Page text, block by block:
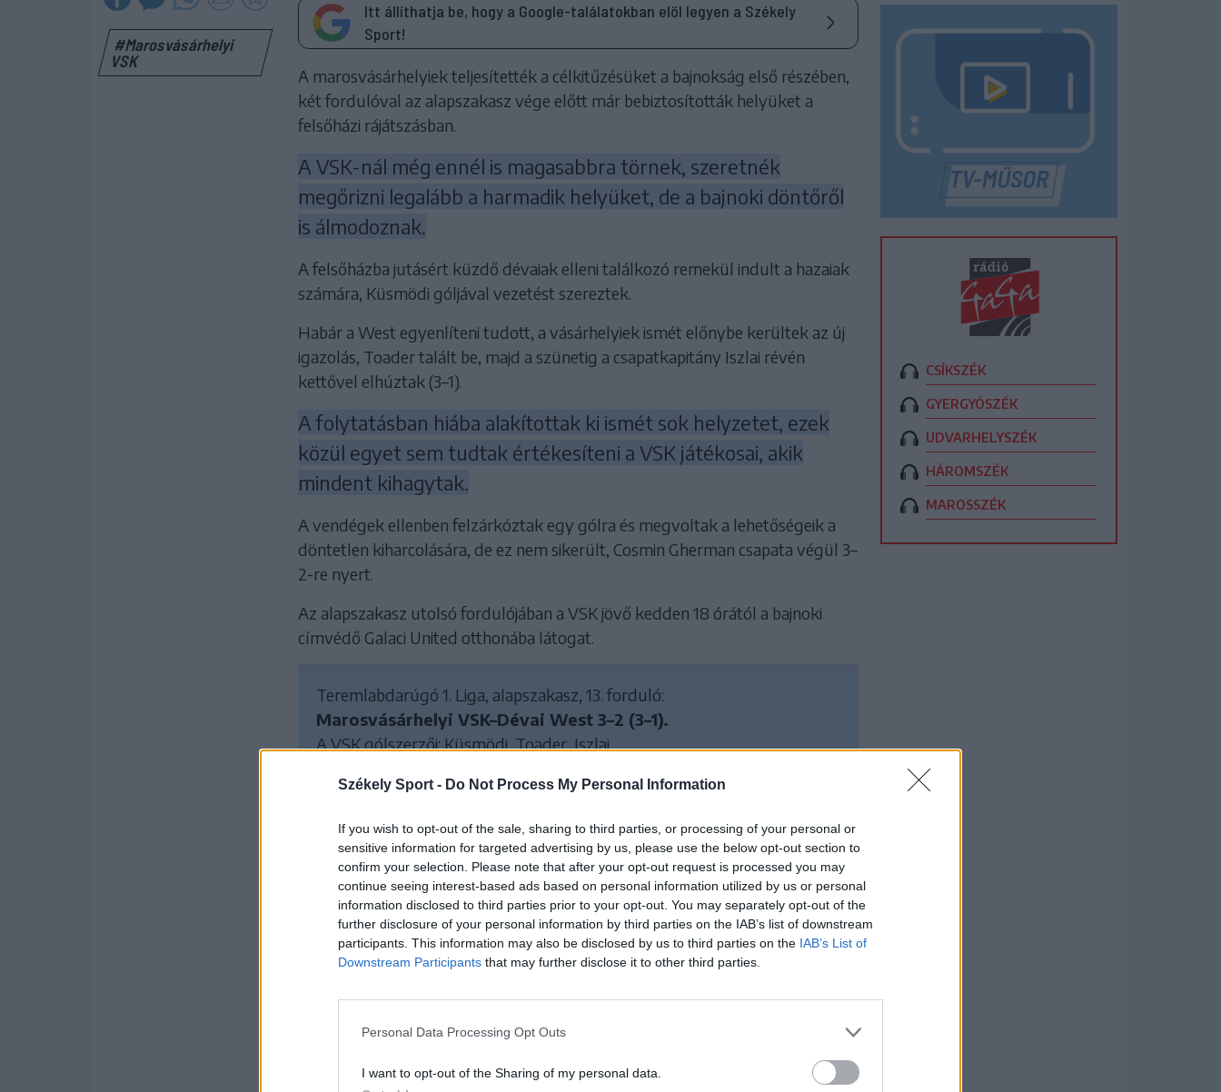
Székely Sport - Do Not Process My Personal Information
If you wish to opt-out of the sale, sharing to third parties, or processing of your personal or
sensitive information for targeted advertising by us, please use the below opt-out section to
confirm your selection. Please note that after your opt-out request is processed you may
continue seeing interest-based ads based on personal information utilized by us or personal
information disclosed to third parties prior to your opt-out. You may separately opt-out of the
further disclosure of your personal information by third parties on the IAB’s list of downstream
participants. This information may also be disclosed by us to third parties on the IAB’s List of
Downstream Participants that may further disclose it to other third parties.
Personal Data Processing Opt Outs
I want to opt-out of the Sharing of my personal data.
#Marosvásárhelyi
VSK
Itt állíthatja be, hogy a Google-találatokban elöl legyen a Székely
Sport!
A marosvásárhelyiek teljesítették a célkitűzésüket a bajnokság első részében,
két fordulóval az alapszakasz vége előtt már bebiztosították helyüket a
felsőházi rájátszásban.
A VSK-nál még ennél is magasabbra törnek, szeretnék
megőrizni legalább a harmadik helyüket, de a bajnoki döntőről
is álmodoznak.
A felsőházba jutásért küzdő dévaiak elleni találkozó remekül indult a hazaiak
számára, Küsmödi góljával vezetést szereztek.
Habár a West egyenlíteni tudott, a vásárhelyiek ismét előnybe kerültek az új
igazolás, Toader talált be, majd a szünetig a csapatkapitány Iszlai révén
kettővel elhúztak (3–1).
A folytatásban hiába alakítottak ki ismét sok helyzetet, ezek
közül egyet sem tudtak értékesíteni a VSK játékosai, akik
mindent kihagytak.
A vendégek ellenben felzárkóztak egy gólra és megvoltak a lehetőségeik a
döntetlen kiharcolására, de ez nem sikerült, Cosmin Gherman csapata végül 3–
2-re nyert.
Az alapszakasz utolsó fordulójában a VSK jövő kedden 18 órától a bajnoki
címvédő Galaci United otthonába látogat.
Teremlabdarúgó 1. Liga, alapszakasz, 13. forduló:
Marosvásárhelyi VSK–Dévai West 3–2 (3–1).
A VSK gólszerzői: Küsmödi, Toader, Iszlai.
forduló
2025. 01. 12. 17:00 Mausoleul Mărăşeşti
Futsal Klub
Székelyudvarhely
3-6
2025. 01. 13. 18:00 Luceafărul Buzău Galaci United 1-6
2025. 01. 14. 17:30
Sepsiszentgyörgyi Sepsi-
SIC
Temesvári CFR 5-0
2025. 01. 14.
Marosvásárhelyi VSK Dévai West 3-2
Teremlabdarúgó 1. Liga, 2024–2025-ös szezon, alapszakasz
CSÍKSZÉK
GYERGYÓSZÉK
UDVARHELYSZÉK
HÁROMSZÉK
MAROSSZÉK